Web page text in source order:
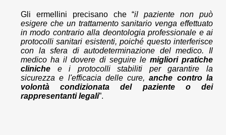
Gli ermellini precisano che “il paziente non può
esigere che un trattamento sanitario venga effettuato
in modo contrario alla deontologia professionale e ai
protocolli sanitari esistenti, poiché questo interferisce
con la sfera di autodeterminazione del medico. Il
medico ha il dovere di seguire le migliori pratiche
cliniche e i protocolli stabiliti per garantire la
sicurezza e l'efficacia delle cure,anche contro la
volontà condizionata del paziente o dei
rappresentanti legali”.